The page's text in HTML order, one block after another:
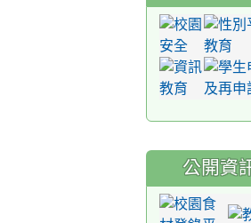
公開資